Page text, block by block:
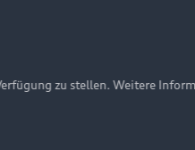
zu stellen. Weitere